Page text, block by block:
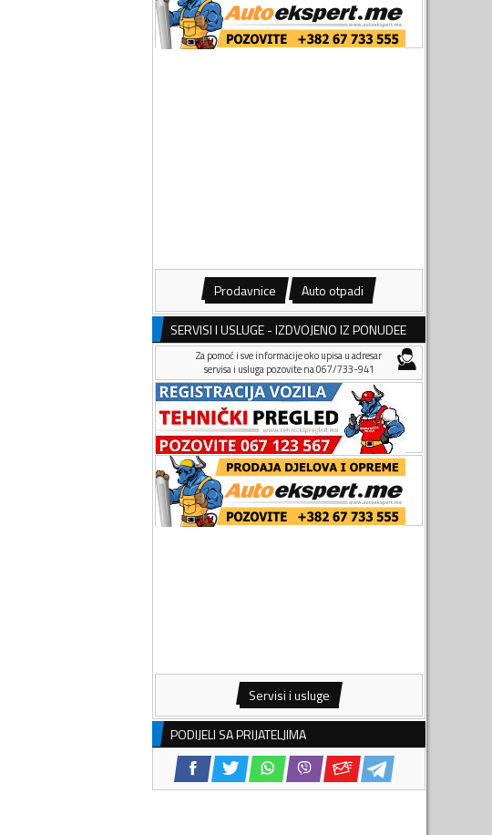
Prodavnice Auto otpadi
SERVISI I USLUGE - IZDVOJENO IZ PONUDEE
Za pomoć i sve informacije oko upisa u adresar
servisa i usluga pozovite na 067/733-941
Servisi i usluge
PODIJELI SA PRIJATELJIMA